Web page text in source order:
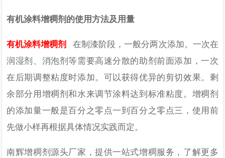
有机涂料增稠剂的使用方法及用量
有机涂料增稠剂
在制漆阶段，一般分两次添加。一次在
润湿剂、消泡剂等需要高速分散的助剂前面添加，一次
在后期调整粘度时添加。可以获得优异的剪切效果。剩
余部分用增稠剂和水来调节涂料达到标准粘度。增稠剂
的添加量一般是百分之零点一到百分之零点三 ， 使用前
先做小样再根据具体情况实践而定。
南辉增稠剂源头厂家，提供一站式增稠服务，了解更多